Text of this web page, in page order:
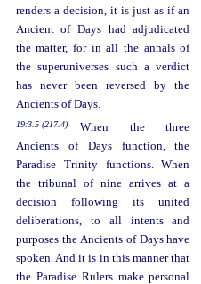
renders a decision, it is just as if an
Ancient of Days had adjudicated
the matter, for in all the annals of
the superuniverses such a verdict
has never been reversed by the
Ancients of Days.
19:3.5 (217.4)
When the three
Ancients of Days function, the
Paradise Trinity functions. When
the tribunal of nine arrives at a
decision following its united
deliberations, to all intents and
purposes the Ancients of Days have
spoken. And it is in this manner that
the Paradise Rulers make personal